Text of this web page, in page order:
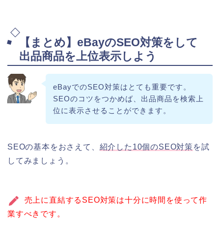
【まとめ】eBayのSEO対策をして
出品商品を上位表示しよう
eBayでのSEO対策はとても重要です。
SEOのコツをつかめば、出品商品を検索上
位に表示させることができます。
SEOの基本をおさえて、 紹介した10個のSEO対策を試
してみましょう。
売上に直結するSEO対策は十分に時間を使って作
業すべきです。